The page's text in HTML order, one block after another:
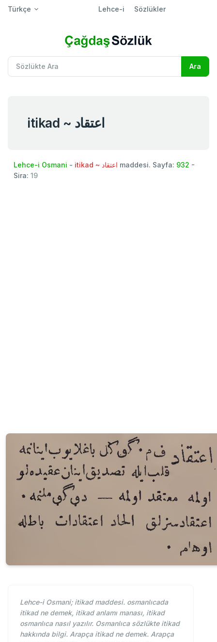
Türkçe Lehce-i Sözlükler
itikad ~ اعتقاد
Lehce-i Osmani - itikad ~ اعتقاد maddesi. Sayfa: 932 -
Sira: 19
Lehce-i Osmani; itikad maddesi. osmanlıcada
itikad ne demek, itikad anlamı manası, itikad
osmanlıca nasıl yazılır. Osmanlıca sözlükte itikad
hakkında bilgi. Arapça itikad ne demek. Arapça